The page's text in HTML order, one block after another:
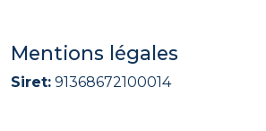
Mentions légales
Siret: 91368672100014